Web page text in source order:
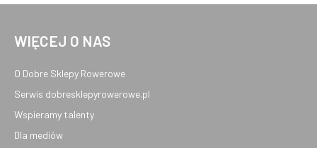
WIĘCEJ O NAS
O Dobre Sklepy Rowerowe
Serwis dobresklepyrowerowe.pl
Wspieramy talenty
Dla mediów